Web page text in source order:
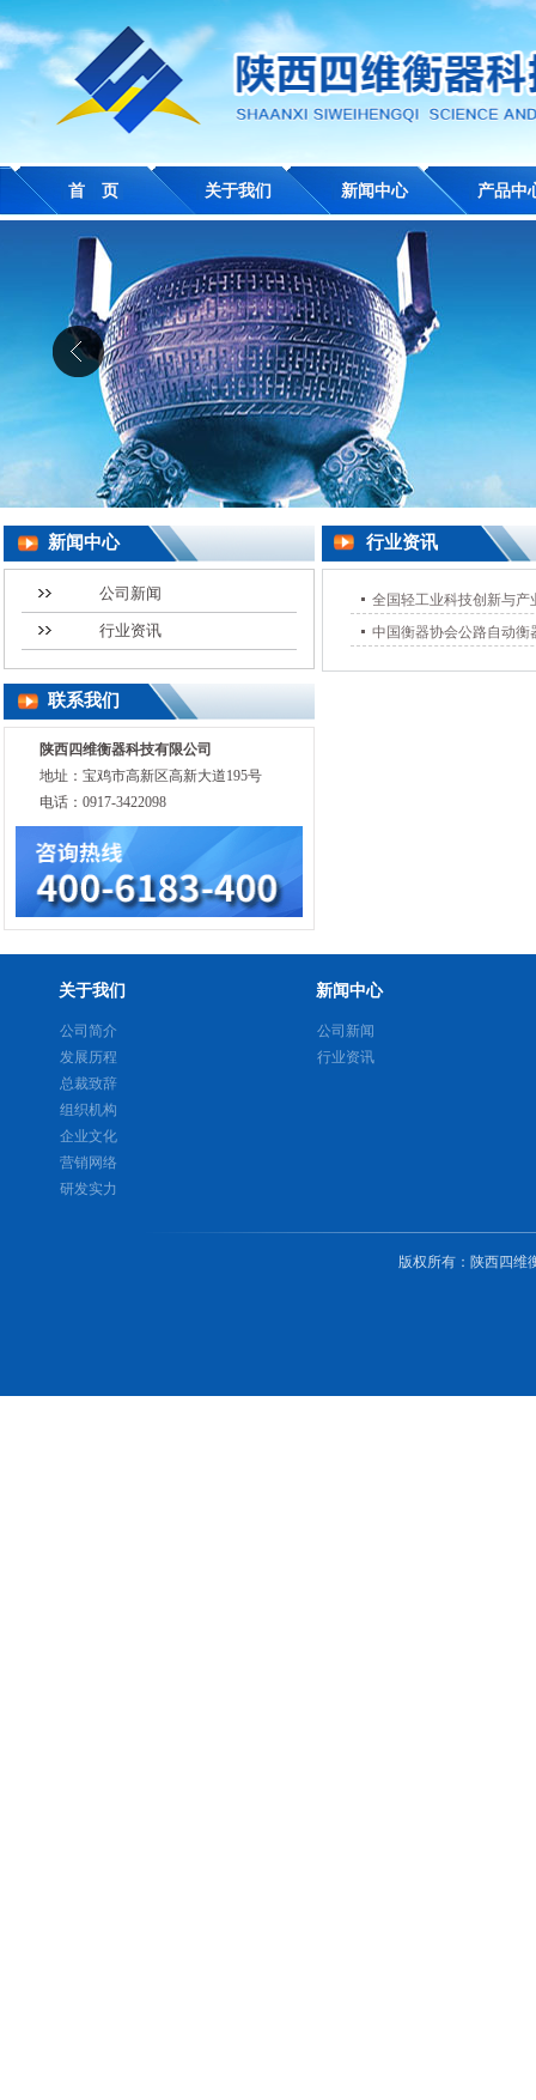
首 页 关于我们 新闻中心 产品中
新闻中心
公司新闻
行业资讯
联系我们
陕西四维衡器科技有限公司
地址：宝鸡市高新区高新大道195号
电话：0917-3422098
行业资讯
全国轻工业科技创新与产
中国衡器协会公路自动衡
关于我们 新闻中心
公司简介
公司新闻
发展历程
行业资讯
总裁致辞
组织机构
企业文化
营销网络
研发实力
版权所有 ： 陕西四